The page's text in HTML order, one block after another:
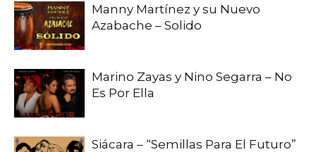
Manny Martínez y su Nuevo
Azabache – Solido
Marino Zayas y Nino Segarra – No
Es Por Ella
Siácara – “Semillas Para El Futuro”